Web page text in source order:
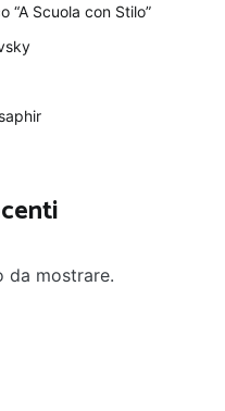
“A Scuola con Stilo”
da mostrare.